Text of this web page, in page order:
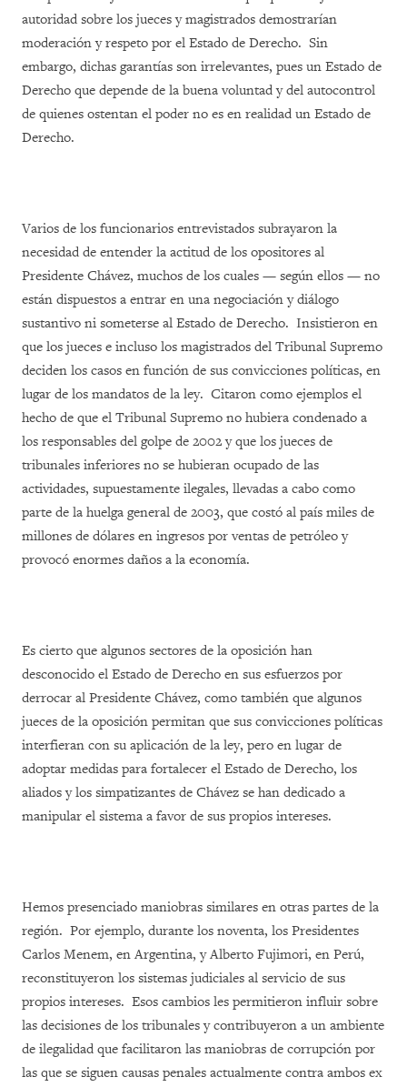
autoridad sobre los jueces y magistrados demostrarían
moderación y respeto por el Estado de Derecho. Sin
embargo, dichas garantías son irrelevantes, pues un Estado de
Derecho que depende de la buena voluntad y del autocontrol
de quienes ostentan el poder no es en realidad un Estado de
Derecho.
Varios de los funcionarios entrevistados subrayaron la
necesidad de entender la actitud de los opositores al
Presidente Chávez, muchos de los cuales — según ellos — no
están dispuestos a entrar en una negociación y diálogo
sustantivo ni someterse al Estado de Derecho. Insistieron en
que los jueces e incluso los magistrados del Tribunal Supremo
deciden los casos en función de sus convicciones políticas, en
lugar de los mandatos de la ley. Citaron como ejemplos el
hecho de que el Tribunal Supremo no hubiera condenado a
los responsables del golpe de 2002 y que los jueces de
tribunales inferiores no se hubieran ocupado de las
actividades, supuestamente ilegales, llevadas a cabo como
parte de la huelga general de 2003, que costó al país miles de
millones de dólares en ingresos por ventas de petróleo y
provocó enormes daños a la economía.
Es cierto que algunos sectores de la oposición han
desconocido el Estado de Derecho en sus esfuerzos por
derrocar al Presidente Chávez, como también que algunos
jueces de la oposición permitan que sus convicciones políticas
interfieran con su aplicación de la ley, pero en lugar de
adoptar medidas para fortalecer el Estado de Derecho, los
aliados y los simpatizantes de Chávez se han dedicado a
manipular el sistema a favor de sus propios intereses.
Hemos presenciado maniobras similares en otras partes de la
región. Por ejemplo, durante los noventa, los Presidentes
Carlos Menem, en Argentina, y Alberto Fujimori, en Perú,
reconstituyeron los sistemas judiciales al servicio de sus
propios intereses. Esos cambios les permitieron influir sobre
las decisiones de los tribunales y contribuyeron a un ambiente
de ilegalidad que facilitaron las maniobras de corrupción por
las que se siguen causas penales actualmente contra ambos ex